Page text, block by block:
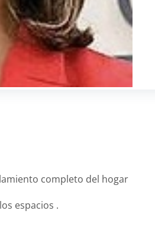
completo del hogar
espacios .